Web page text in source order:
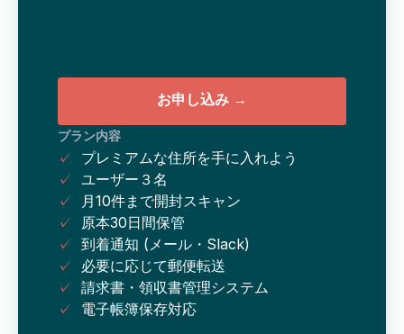
お申し込み →
プラン内容
✓
プレミアムな住所を手に入れよう
✓ ユーザー３名
✓
月10件まで開封スキャン
✓
原本30日間保管
✓ 到着通知 (メール・Slack)
✓
必要に応じて郵便転送
✓ 請求書・領収書管理システム
✓
電子帳簿保存対応